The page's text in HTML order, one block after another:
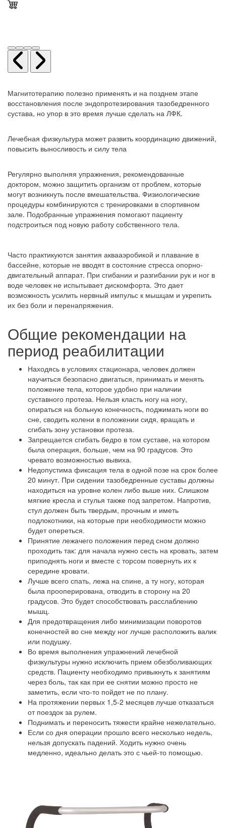
Магнитотерапию полезно применять и на позднем этапе
восстановления после эндопротезирования тазобедренного
сустава, но упор в это время лучше сделать на ЛФК.
Лечебная физкультура может развить координацию движений,
повысить выносливость и силу тела
Регулярно выполняя упражнения, рекомендованные
доктором, можно защитить организм от проблем, которые
могут возникнуть после вмешательства. Физиологические
процедуры комбинируются с тренировками в спортивном
зале. Подобранные упражнения помогают пациенту
подстроиться под новую работу собственного тела.
Часто практикуются занятия аквааэробикой и плавание в
бассейне, которые не вводят в состояние стресса опорно-
двигательный аппарат. При сгибании и разгибании рук и ног в
воде человек не испытывает дискомфорта. Это дает
возможность усилить нервный импульс к мышцам и укрепить
их без боли и перенапряжения.
Общие рекомендации на
период реабилитации
Находясь в условиях стационара, человек должен
научиться безопасно двигаться, принимать и менять
положение тела, которое удобно при наличии
суставного протеза. Нельзя класть ногу на ногу,
опираться на больную конечность, поджимать ноги во
сне, сводить колени в положении сидя, вращать и
сгибать зону установки протеза.
Запрещается сгибать бедро в том суставе, на котором
была операция, больше, чем на 90 градусов. Это
чревато возможностью вывиха.
Недопустима фиксация тела в одной позе на срок более
20 минут. При сидении тазобедренные суставы должны
находиться на уровне колен либо выше них. Слишком
мягкие кресла и стулья также под запретом. Напротив,
стул должен быть твердым, прочным и иметь
подлокотники, на которые при необходимости можно
будет опереться.
Принятие лежачего положения перед сном должно
проходить так: для начала нужно сесть на кровать, затем
приподнять ноги и вместе с торсом повернуть их к
середине кровати.
Лучше всего спать, лежа на спине, а ту ногу, которая
была прооперирована, отводить в сторону на 20
градусов. Это будет способствовать расслаблению
мышц.
Для предотвращения либо минимизации поворотов
конечностей во сне между ног лучше расположить валик
или подушку.
Во время выполнения упражнений лечебной
физкультуры нужно исключить прием обезболивающих
средств. Пациенту необходимо привыкнуть к занятиям
через боль, так как при ее снятии можно просто не
заметить, если что-то пойдет не по плану.
На протяжении первых 1,5-2 месяцев лучше отказаться
от поездок за рулем.
Поднимать и переносить тяжести крайне нежелательно.
Если со дня операции прошло всего несколько недель,
нельзя допускать падений. Ходить нужно очень
медленно, идеально делать это с чьей-то помощью.